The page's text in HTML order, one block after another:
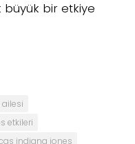
bir etkiye
ailesi
etkileri
indiana jones